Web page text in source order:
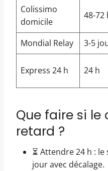
Colissimo
domicile
48-72
Mondial Relay
3-5
Express 24 h 24 h
Que faire si le
retard ?
⏳ Attendre 24 h :
jour avec décalage.